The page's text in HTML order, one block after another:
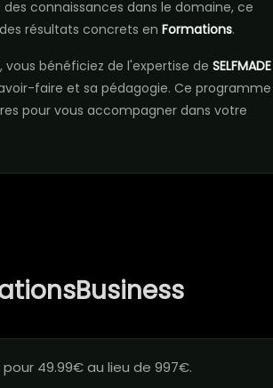
connaissances dans le domaine, ce
résultats concrets en Formations.
, vous bénéficiez de l'expertise de SELFMADE
faire et sa pédagogie. Ce programme
pour vous accompagner dans votre
49.99€ au lieu de 997€.